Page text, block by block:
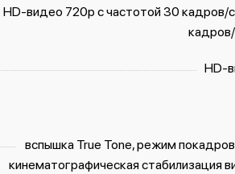
HD-видео 720p с частотой 30 кадров/
HD-
вспышка True Tone, режим
кинематографическая стабилизация